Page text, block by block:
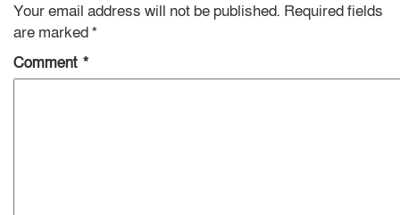
Your email address will not be published. Required fields
are marked*
Comment *